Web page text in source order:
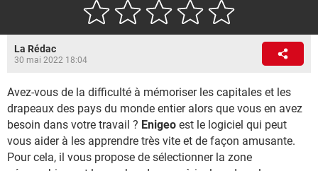
La Rédac
30 mai 2022 18:04
Avez-vous de la difficulté à mémoriser les capitales et les
drapeaux des pays du monde entier alors que vous en avez
besoin dans votre travail ? Enigeo est le logiciel qui peut
vous aider à les apprendre très vite et de façon amusante.
Pour cela, il vous propose de sélectionner la zone